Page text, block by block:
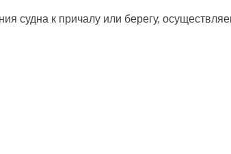
судна к причалу или берегу,